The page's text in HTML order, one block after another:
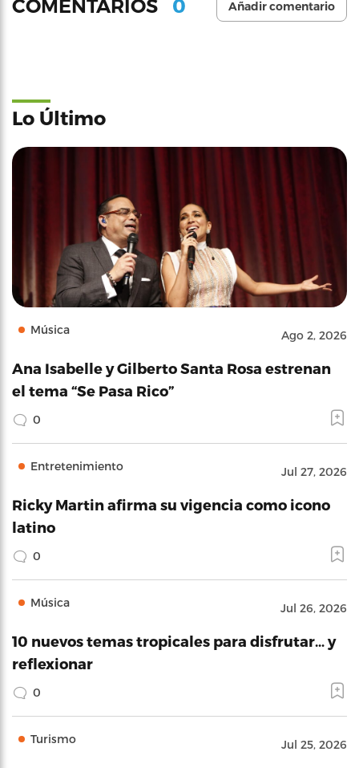
COMENTARIOS 0 Añadir comentario
Lo Último
Música Ago 2, 2026
Ana Isabelle y Gilberto Santa Rosa estrenan
el tema “Se Pasa Rico”
0
Entretenimiento Jul 27, 2026
Ricky Martin afirma su vigencia como icono
latino
0
Música Jul 26, 2026
10 nuevos temas tropicales para disfrutar… y
reflexionar
0
Turismo Jul 25, 2026